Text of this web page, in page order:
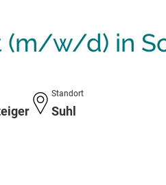
(m/w/d) in
Standort
Suhl